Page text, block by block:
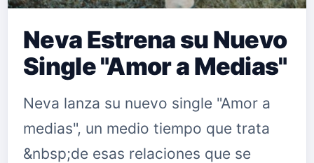
Neva Estrena su Nuevo
Single "Amor a Medias"
Neva lanza su nuevo single "Amor a
medias", un medio tiempo que trata
&nbsp;de esas relaciones que se